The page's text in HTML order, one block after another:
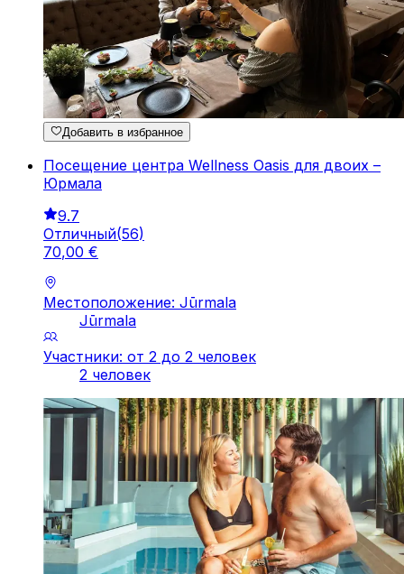
Добавить в избранное
Посещение центра Wellness Oasis для двоих –
Юрмала
9.7
Отличный(56)
70,00 €
Местоположение: Jūrmala
Jūrmala
Участники: от 2 до 2 человек
2 человек